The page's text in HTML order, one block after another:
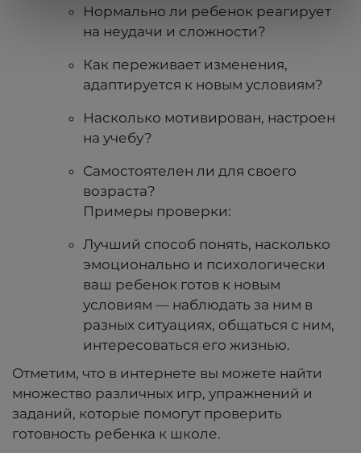
Нормально ли ребенок реагирует
на неудачи и сложности?
Как переживает изменения,
адаптируется к новым условиям?
Насколько мотивирован, настроен
на учебу?
Самостоятелен ли для своего
возраста?
Примеры проверки:
Лучший способ понять, насколько
эмоционально и психологически
ваш ребенок готов к новым
условиям — наблюдать за ним в
разных ситуациях, общаться с ним,
интересоваться его жизнью.
Отметим, что в интернете вы можете найти
множество различных игр, упражнений и
заданий, которые помогут проверить
готовность ребенка к школе.